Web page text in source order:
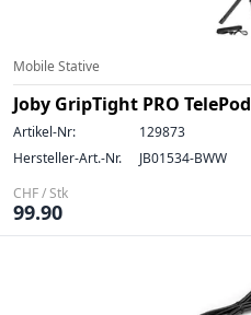
Mobile Stative
Joby GripTight PRO TelePod
Artikel-Nr:
129873
Hersteller-Art.-Nr.
JB01534-BWW
CHF / Stk
99.90